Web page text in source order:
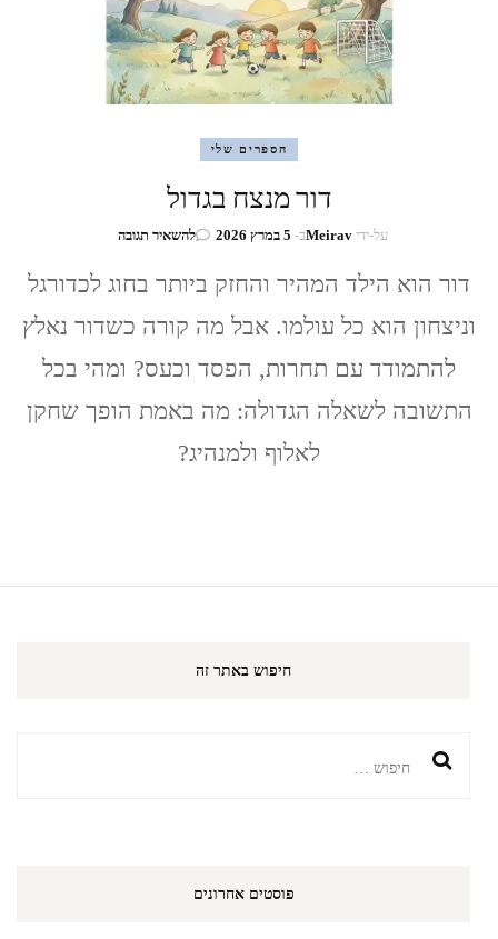
הספרים שלי
דור מנצח בגדול
על-ידיMeiravב- 5 במרץ 2026 להשאיר תגובהבנושא
מנצח
דור הוא הילד המהיר והחזק ביותר בחוג לכדורגל
וניצחון הוא כל עולמו. אבל מה קורה כשדור נאלץ
להתמודד עם תחרות, הפסד וכעס? ומהי בכל
התשובה לשאלה הגדולה: מה באמת הופך שחקן
לאלוף ולמנהיג?
חיפוש באתר זה
חיפוש:
פוסטים אחרונים